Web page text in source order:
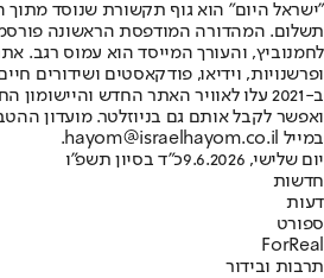
"ישראל היום" הוא גוף תקשורת שנוסד מתוך
ופרשנויות, וידיאו, פודקאסטים ושידורים
ב-2021 עלו לאוויר האתר החדש
ואפשר לקבל אותם גם בניוזלטר. מועדון
במייל hayom@israelhayom.co.il.
יום שלישי, 9.6.2026
כ"ד בסיון תשפ"ו
חדשות
דעות
ספורט
ForReal
תרבות ובידור